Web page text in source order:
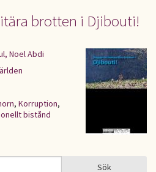
brotten i Djibouti!
Noel Abdi
, Korruption,
bistånd
Sök